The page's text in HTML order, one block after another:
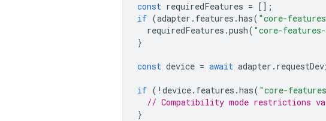
const requiredFeatures =
[];
if (adapter . features .has( "core-
requiredFeatures .push( "core-
}
const device = await adapter .
if ( ! device. features .has( "core-
// Compatibility mode restrictions
}